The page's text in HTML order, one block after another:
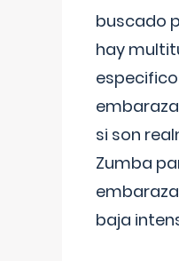
buscado
hay
si son
Zumba
baja